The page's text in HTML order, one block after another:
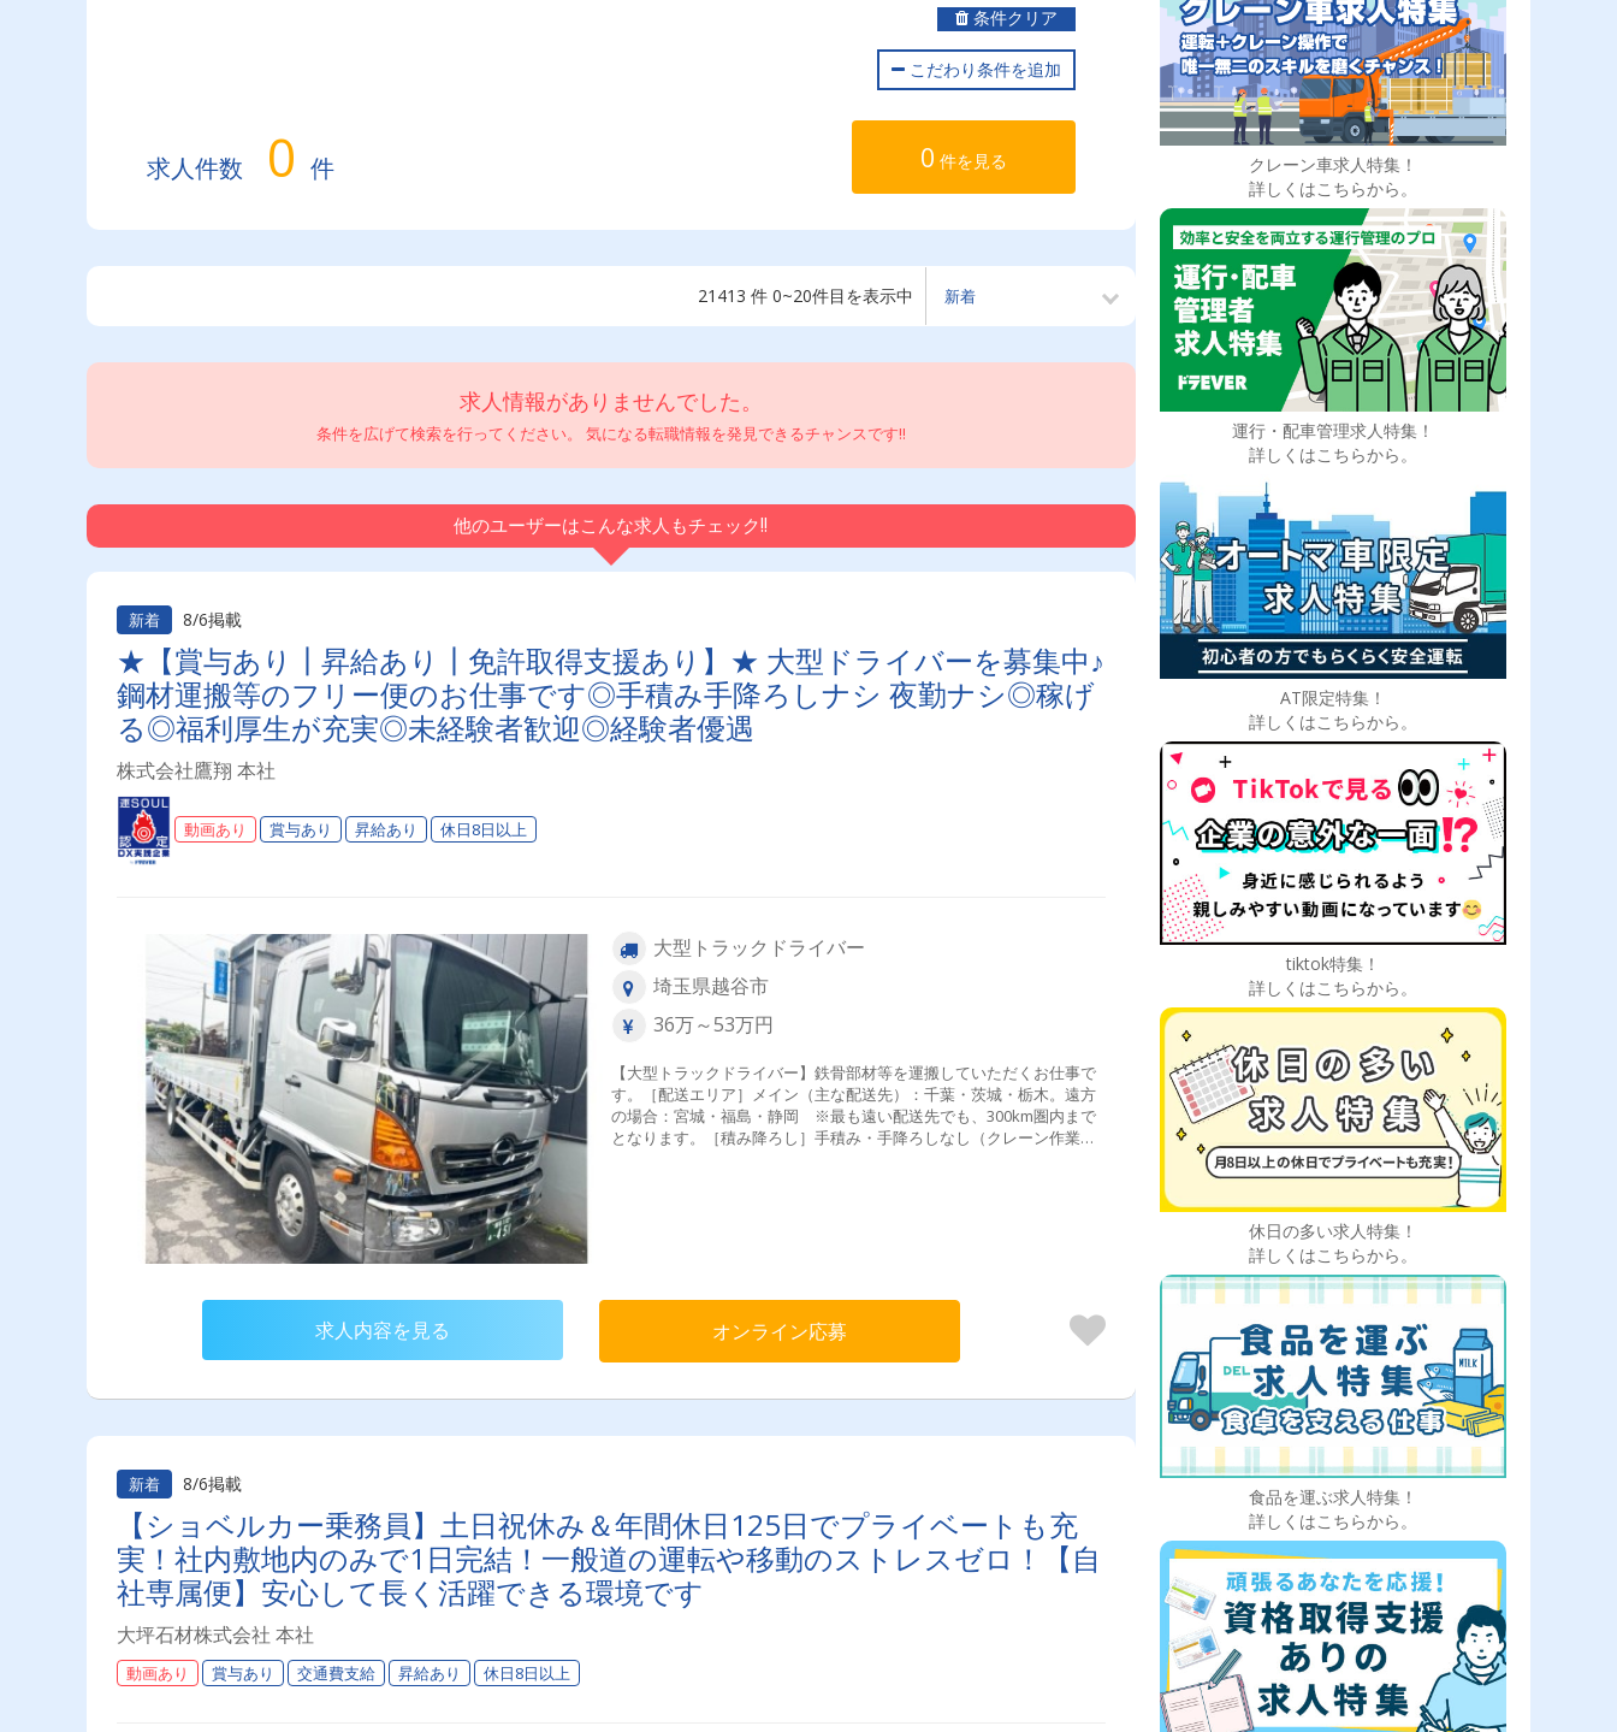
条件クリア
こだわり条件を追加
求人件数 0 件 0 件を見る
21413 件 0~20件目を表示中
求人情報がありませんでした。
条件を広げて検索を行ってください。 気になる転職情報を発見できるチャンスです!!
他のユーザーはこんな求人もチェック!!
新着 8/6掲載
★【賞与あり┃昇給あり┃免許取得支援あり】★ 大型ドライバーを募集中♪
鋼材運搬等のフリー便のお仕事です◎手積み手降ろしナシ 夜勤ナシ◎稼げ
る◎福利厚生が充実◎未経験者歓迎◎経験者優遇
株式会社鷹翔 本社
動画あり 賞与あり 昇給あり 休日8日以上
大型トラックドライバー
埼玉県越谷市
36万～53万円
【大型トラックドライバー】鉄骨部材等を運搬していただくお仕事で
す。［配送エリア］メイン（主な配送先）：千葉・茨城・栃木。遠方
の場合：宮城・福島・静岡 ※最も遠い配送先でも、300km圏内まで
となります。［積み降ろし］手積み・手降ろしなし（クレーン作業の
求人内容を見る オンライン応募
新着 8/6掲載
【ショベルカー乗務員】土日祝休み＆年間休日125日でプライベートも充
実！社内敷地内のみで1日完結！一般道の運転や移動のストレスゼロ！【自
社専属便】安心して長く活躍できる環境です
大坪石材株式会社 本社
動画あり 賞与あり 交通費支給 昇給あり 休日8日以上
クレーン車求人特集！
詳しくはこちらから。
運行・配車管理求人特集！
詳しくはこちらから。
AT限定特集！
詳しくはこちらから。
tiktok特集！
詳しくはこちらから。
休日の多い求人特集！
詳しくはこちらから。
食品を運ぶ求人特集！
詳しくはこちらから。